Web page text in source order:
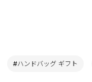
#ハンドバッグ ギフト